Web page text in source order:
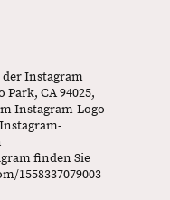
Instagram
CA 94025,
Instagram-Logo
finden Sie
1558337079003